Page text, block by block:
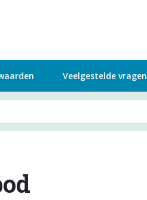
Veelgestelde vragen